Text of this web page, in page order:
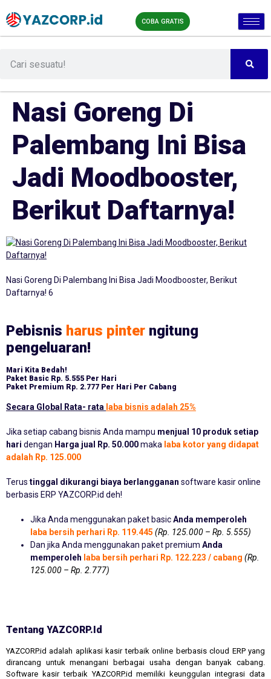
COBA GRATIS
Nasi Goreng Di
Palembang Ini Bisa
Jadi Moodbooster,
Berikut Daftarnya!
Nasi Goreng Di Palembang Ini Bisa Jadi Moodbooster, Berikut
Daftarnya! 6
Pebisnis harus pinter ngitung
pengeluaran!
Mari Kita Bedah!
Paket Basic Rp. 5.555 Per Hari
Paket Premium Rp. 2.777 Per Hari Per Cabang
Secara Global Rata- rata laba bisnis adalah 25%
Jika setiap cabang bisnis Anda mampu menjual 10 produk setiap
hari dengan Harga jual Rp. 50.000maka laba kotor yang didapat
adalah Rp. 125.000
Terus tinggal dikurangi biaya berlangganan software kasir online
berbasis ERP YAZCORP.id deh!
Jika Anda menggunakan paket basicAnda memperoleh
laba bersih perhari Rp. 119.445 (Rp. 125.000 – Rp. 5.555)
Dan jika Anda menggunakan paket premium Anda
memperoleh laba bersih perhari Rp. 122.223 / cabang (Rp.
125.000 – Rp. 2.777)
Tentang YAZCORP.id
YAZCORP.id adalah aplikasi kasir terbaik online berbasis cloud ERP yang
dirancang untuk menangani berbagai usaha dengan banyak cabang.
Software kasir terbaik YAZCORP.id memiliki keunggulan integrasi data